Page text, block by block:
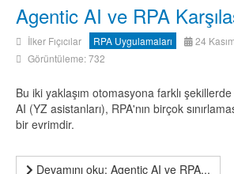
Agentic AI ve RPA
İlker Fıçıcılar RPA Uygulamaları
24
Görüntüleme: 732
Bu iki yaklaşım otomasyona farklı
AI (YZ asistanları), RPA'nın birçok
bir evrimdir.
Devamını oku: Agentic AI ve RPA...